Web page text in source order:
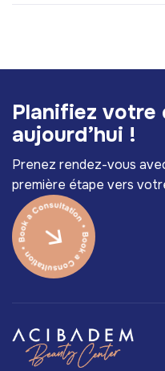
Planifiez votre
aujourd’hui !
Prenez rendez-vous
première étape vers